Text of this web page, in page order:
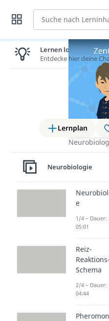
Suche
Lernplan
Video
Das
Kontroll-
deines
Lernen lohnt sich!
Entdecke hier deine
Neurobiologie
e
1/4 – Dauer:
05:01
Reiz-
Reaktions-
Schema
2/4 – Dauer:
04:44